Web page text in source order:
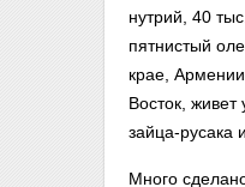
нутрий, 40
пятнистый
крае,
Восток,
зайца-русака
Много